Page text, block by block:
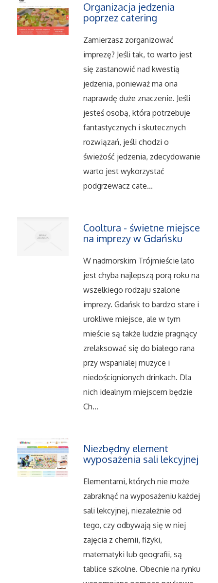
Fotografia
Adwokaci, Porady Prawne
Ślub i Wesele
Weterynaryjne, Hodowla Zwierząt
Sprzątanie, Porządkowanie
Serwis
Opieka
Noclegi
Hotele i Noclegi
Wypoczynek
Uroda
Dietetyka, Odchudzanie
Kosmetyki
Sprzęt Medyczny
Oprogramowanie
Oprogramowanie
Strony Internetowe
Organizacja jedzenia
poprzez catering
Zamierzasz zorganizować
imprezę? Jeśli tak, to warto jest
się zastanowić nad kwestią
jedzenia, ponieważ ma ona
naprawdę duże znaczenie. Jeśli
jesteś osobą, która potrzebuje
fantastycznych i skutecznych
rozwiązań, jeśli chodzi o
świeżość jedzenia, zdecydowanie
warto jest wykorzystać
podgrzewacz cate...
Cooltura - świetne miejsce
na imprezy w Gdańsku
W nadmorskim Trójmieście lato
jest chyba najlepszą porą roku na
wszelkiego rodzaju szalone
imprezy. Gdańsk to bardzo stare i
urokliwe miejsce, ale w tym
mieście są także ludzie pragnący
zrelaksować się do białego rana
przy wspanialej muzyce i
niedoścignionych drinkach. Dla
nich idealnym miejscem będzie
Ch...
Niezbędny element
wyposażenia sali lekcyjnej
Elementami, których nie może
zabraknąć na wyposażeniu każdej
sali lekcyjnej, niezależnie od
tego, czy odbywają się w niej
zajęcia z chemii, fizyki,
matematyki lub geografii, są
tablice szkolne. Obecnie na rynku